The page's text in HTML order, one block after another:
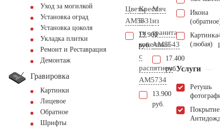
Уход за могилкой
Установка оград
Установка цоколя
Укладка плитки
Ремонт и Реставрация
Демонтаж
Гравировка
Картинки
Лицевое
Обратное
Шрифты
Цветы
AM5831
13.900
руб.
Крест
6-
ти
конечный
с
распятием
AM5734
13.900
руб.
Мяч
из
гранита
AM5543
17.400
руб.
Икона
Картинка
(любая)
Услуги
Ретушь
Покрытие